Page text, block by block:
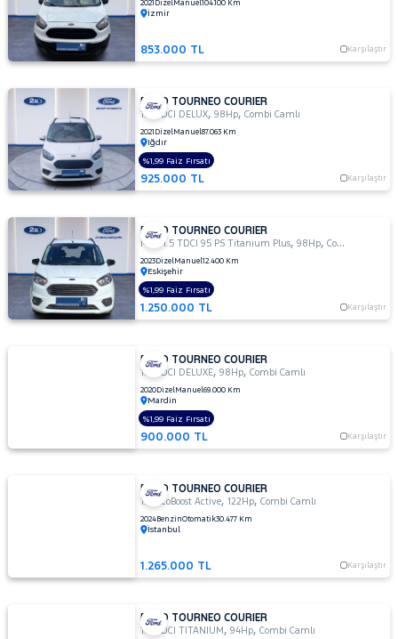
RENAULT
SEAT
SSANGYONG
SUBARU
TESLA
TOYOTA
TRAKTÖR
VOLKSWAGEN
VOLVO
2021 Dizel Manuel104.100 Km
İzmir
853.000 TL Karşılaştır
FORD TOURNEO COURIER
1.5 TDCI DELUX,98Hp,Combi Camlı
2021 DizelManuel87.063 Km
Iğdır
925.000 TL Karşılaştır
%1,99 Faiz Fırsatı
FORD TOURNEO COURIER
MCA 1.5 TDCI 95 PS Titanıum Plus,98Hp,Combi Camlı
2023DizelManuel12.400 Km
Eskişehir
1.250.000 TL Karşılaştır
%1,99 Faiz Fırsatı
FORD TOURNEO COURIER
1.5 TDCI DELUXE,98Hp,Combi Camlı
2020DizelManuel69.000 Km
Mardin
900.000 TL Karşılaştır
%1,99 Faiz Fırsatı
FORD TOURNEO COURIER
1.0 EcoBoost Active,122Hp,Combi Camlı
2024BenzinOtomatik30.477 Km
İstanbul
1.265.000 TL Karşılaştır
FORD TOURNEO COURIER
1.6 TDCI TITANIUM ,94Hp,Combi Camlı